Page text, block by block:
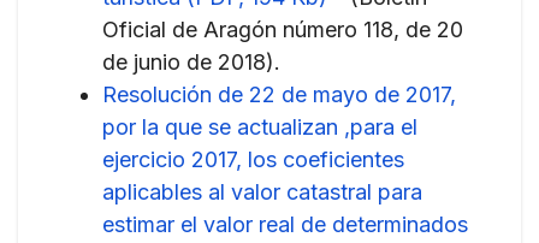
Oficial de Aragón número 118, de 20
de junio de 2018).
Resolución de 22 de mayo de 2017,
por la que se actualizan ,para el
ejercicio 2017, los coeficientes
aplicables al valor catastral para
estimar el valor real de determinados